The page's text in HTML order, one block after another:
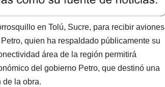
en Tolú, Sucre, para recibir aviones
quien ha respaldado públicamente su
área de la región permitirá
del gobierno Petro, que destinó una
de la obra.